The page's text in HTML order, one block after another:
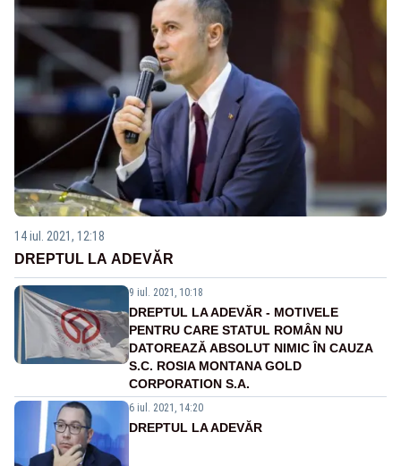
14 iul. 2021, 12:18
DREPTUL LA ADEVĂR
9 iul. 2021, 10:18
DREPTUL LA ADEVĂR - MOTIVELE
PENTRU CARE STATUL ROMÂN NU
DATOREAZĂ ABSOLUT NIMIC ÎN CAUZA
S.C. ROSIA MONTANA GOLD
CORPORATION S.A.
6 iul. 2021, 14:20
DREPTUL LA ADEVĂR